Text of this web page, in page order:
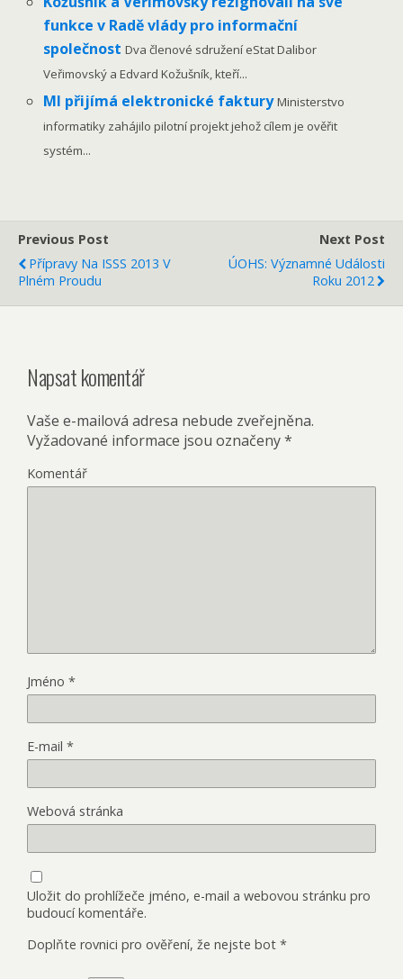
funkce v Radě vlády pro informační
společnostDva členové sdružení eStat Dalibor
Veřimovský a Edvard Kožušník, kteří...
MI přijímá elektronické fakturyMinisterstvo
informatiky zahájilo pilotní projekt jehož cílem je ověřit
systém...
Previous Post
Přípravy Na ISSS 2013 V
Plném Proudu
Next Post
ÚOHS: Významné Události
Roku 2012
Napsat komentář
Vaše e-mailová adresa nebude zveřejněna.
Vyžadované informace jsou označeny*
Komentář
Jméno *
E-mail *
Webová stránka
Uložit do prohlížeče jméno, e-mail a webovou stránku pro
budoucí komentáře.
Doplňte rovnici pro ověření, že nejste bot *